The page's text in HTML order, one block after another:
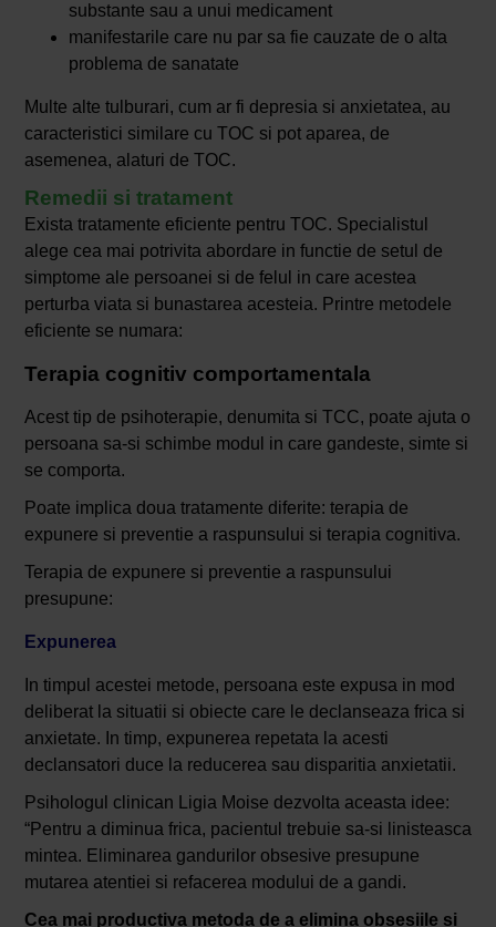
substante sau a unui medicament
manifestarile care nu par sa fie cauzate de o alta
problema de sanatate
Multe alte tulburari, cum ar fi depresia si anxietatea, au
caracteristici similare cu TOC si pot aparea, de
asemenea, alaturi de TOC.
Remedii si tratament
Exista tratamente eficiente pentru TOC. Specialistul
alege cea mai potrivita abordare in functie de setul de
simptome ale persoanei si de felul in care acestea
perturba viata si bunastarea acesteia. Printre metodele
eficiente se numara:
Terapia cognitiv comportamentala
Acest tip de psihoterapie, denumita si TCC, poate ajuta o
persoana sa-si schimbe modul in care gandeste, simte si
se comporta.
Poate implica doua tratamente diferite: terapia de
expunere si preventie a raspunsului si terapia cognitiva.
Terapia de expunere si preventie a raspunsului
presupune:
Expunerea
In timpul acestei metode, persoana este expusa in mod
deliberat la situatii si obiecte care le declanseaza frica si
anxietate. In timp, expunerea repetata la acesti
declansatori duce la reducerea sau disparitia anxietatii.
Psihologul clinican Ligia Moise dezvolta aceasta idee:
“Pentru a diminua frica, pacientul trebuie sa-si linisteasca
mintea. Eliminarea gandurilor obsesive presupune
mutarea atentiei si refacerea modului de a gandi.
Cea mai productiva metoda de a elimina obsesiile si